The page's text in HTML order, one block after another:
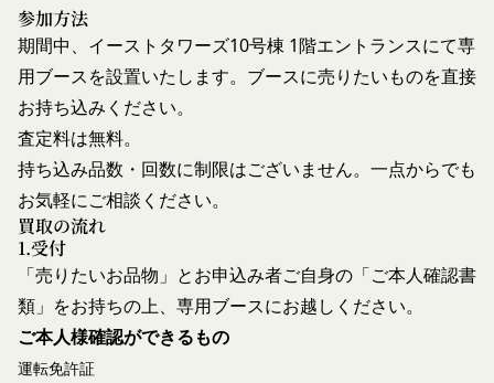
参加方法
期間中、イーストタワーズ10号棟 1階エントランスにて専
用ブースを設置いたします。ブースに売りたいものを直接
お持ち込みください。
査定料は無料。
持ち込み品数・回数に制限はございません。一点からでも
お気軽にご相談ください。
買取の流れ
1.受付
「売りたいお品物」とお申込み者ご自身の「ご本人確認書
類」をお持ちの上、専用ブースにお越しください。
ご本人様確認ができるもの
運転免許証
用のパソコンや携帯端末に一時的にデータを保存さ
せるもので、これを利用することにより当社のサー
バに、当社サイト内におけるお客様の行動履歴(ア
クセスしたURL、コンテンツ、参照順序等)や、年
齢や性別、職業、居住地域、位置情報等個人が特定
できない属性情報(それらの組み合わせによっても
個人が特定できないもの)を取得することがありま
す。
お客様がご自身に関する情報の取得を望まれない場
合は、ブラウザや携帯端末の設定により、クッキー
の受け取りを拒否することも可能です。なお、クッ
キーの受け取りを拒否された場合、当社のサービス
の一部がご利用できなくなることがあります。
適正管理
ルール等が優先されるものとします。
当社は、本規約を変更する必要が生じた場合には、
会員の明示の承諾を得ることなく、本規約を変更す
ることができるものとします。
前項による本規約の変更をするときは、その効力発
生日を定め、かつ、本規約を変更する旨及び変更後
の本規約の内容並びにその効力発生日を、会員に対
し、本規約変更の効力発生日前に、第11条に定め
の修正等、会員に不利益を与えるものではない軽微
な変更の場合には、当該通知を省略することができ
ます。
本規約変更の効力発生日後に本サービスの利用を行